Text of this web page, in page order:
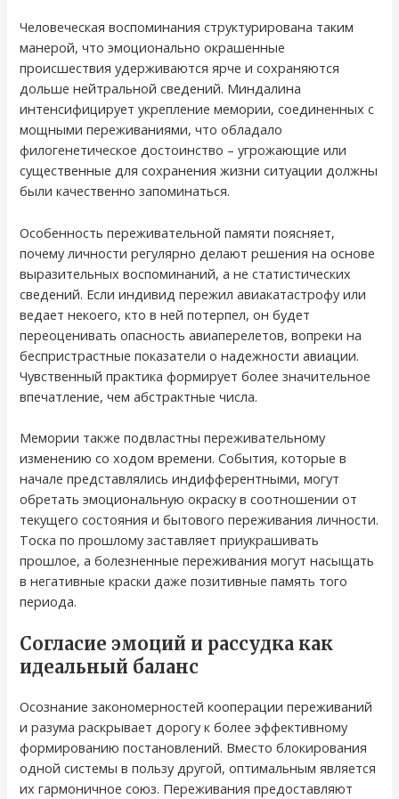
Человеческая воспоминания структурирована таким
манерой, что эмоционально окрашенные
происшествия удерживаются ярче и сохраняются
дольше нейтральной сведений. Миндалина
интенсифицирует укрепление мемории, соединенных с
мощными переживаниями, что обладало
филогенетическое достоинство – угрожающие или
существенные для сохранения жизни ситуации должны
были качественно запоминаться.
Особенность переживательной памяти поясняет,
почему личности регулярно делают решения на основе
выразительных воспоминаний, а не статистических
сведений. Если индивид пережил авиакатастрофу или
ведает некоего, кто в ней потерпел, он будет
переоценивать опасность авиаперелетов, вопреки на
беспристрастные показатели о надежности авиации.
Чувственный практика формирует более значительное
впечатление, чем абстрактные числа.
Мемории также подвластны переживательному
изменению со ходом времени. События, которые в
начале представлялись индифферентными, могут
обретать эмоциональную окраску в соотношении от
текущего состояния и бытового переживания личности.
Тоска по прошлому заставляет приукрашивать
прошлое, а болезненные переживания могут насыщать
в негативные краски даже позитивные память того
периода.
Согласие эмоций и рассудка как
идеальный баланс
Осознание закономерностей кооперации переживаний
и разума раскрывает дорогу к более эффективному
формированию постановлений. Вместо блокирования
одной системы в пользу другой, оптимальным является
их гармоничное союз. Переживания предоставляют